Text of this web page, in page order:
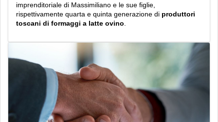
imprenditoriale di Massimiliano e le sue figlie,
rispettivamente quarta e quinta generazione di produttori
toscani di formaggi a latte ovino